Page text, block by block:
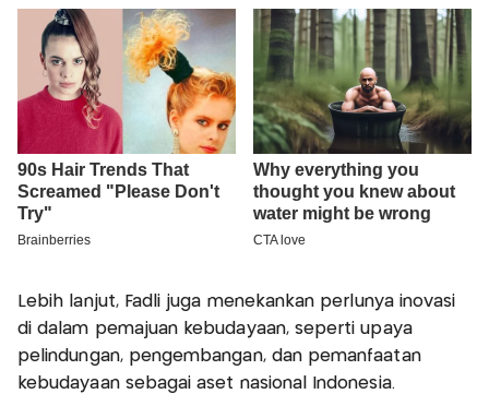
Lebih lanjut, Fadli juga menekankan perlunya inovasi
di dalam pemajuan kebudayaan, seperti upaya
pelindungan, pengembangan, dan pemanfaatan
kebudayaan sebagai aset nasional Indonesia.